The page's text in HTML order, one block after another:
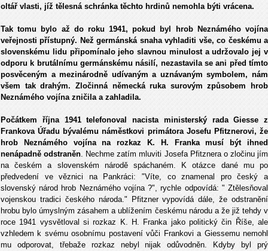
oltář vlasti, jíž tělesná schránka těchto hrdinů nemohla býti vrácena.
Tak tomu bylo až do roku 1941, pokud byl hrob Neznámého vojína
veřejnosti přístupný. Než germánská snaha vyhladiti vše, co českému a
slovenskému lidu připomínalo jeho slavnou minulost a udržovalo jej v
odporu k brutálnímu germánskému násilí, nezastavila se ani před tímto
posvěceným a mezinárodně udívaným a uznávaným symbolem, nám
všem tak drahým. Zločinná německá ruka surovým způsobem hrob
Neznámého vojína zničila a zahladila.
Počátkem října 1941 telefonoval nacista ministerský rada Giesse z
Frankova Úřadu bývalému náměstkovi primátora Josefu Pfitznerovi, že
hrob Neznámého vojína na rozkaz K. H. Franka musí být ihned
nenápadně odstraněn. Nechme zatím mluviti Josefa Pfitznera o zločinu jím
na českém a slovenském národě spáchaném. K otázce dané mu po
předvedení ve věznici na Pankráci: "Víte, co znamenal pro český a
slovenský národ hrob Neznámého vojína ?", rychle odpovídá: " Ztělesňoval
vojenskou tradici českého národa." Pfitzner vypovídá dále, že odstranění
hrobu bylo úmyslným zásahem a ublížením českému národu a že již tehdy v
roce 1941 vysvětloval si rozkaz K. H. Franka jako politický čin Říše, ale
vzhledem k svému osobnímu postavení vůči Frankovi a Giessemu nemohl
mu odporovat, třebaže rozkaz nebyl nijak odůvodněn. Kdyby byl prý